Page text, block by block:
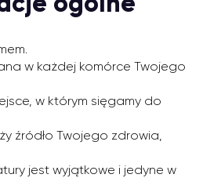
w każdej komórce Twojego
w którym sięgamy do
źródło Twojego zdrowia,
jest wyjątkowe i jedyne w